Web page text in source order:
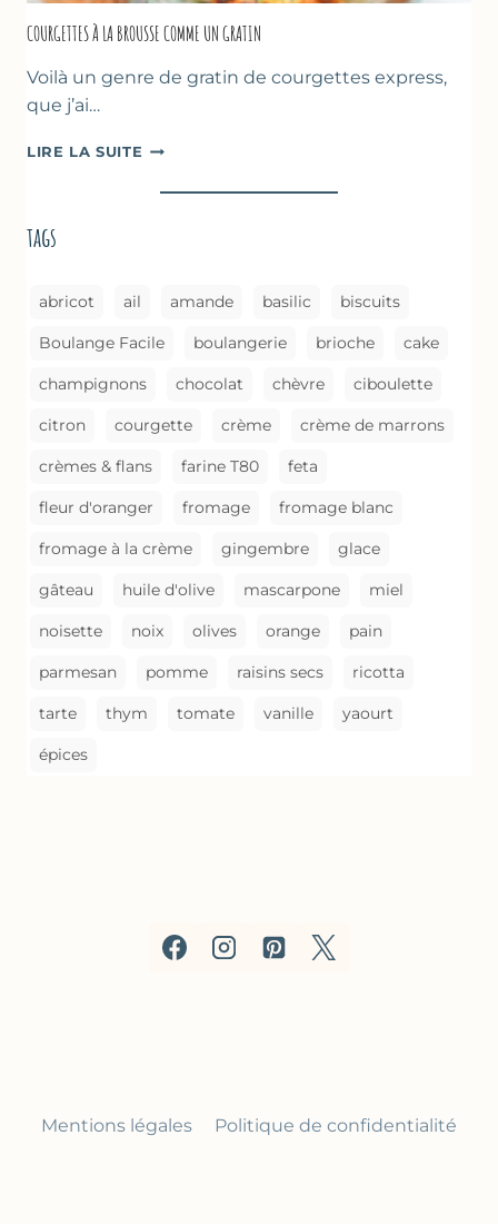
COURGETTES À LA BROUSSE COMME UN GRATIN
Voilà un genre de gratin de courgettes express,
que j’ai…
LIRE LA SUITE COURGETTES
LA
tags
abricot ail amande basilic biscuits
Boulange Facile boulangerie brioche cake
champignons chocolat chèvre ciboulette
citron courgette crème crème de marrons
crèmes & flans farine T80 feta
fleur d'oranger fromage fromage blanc
fromage à la crème gingembre glace
gâteau huile d'olive mascarpone miel
noisette noix olives orange pain
parmesan pomme raisins secs ricotta
tarte thym tomate vanille yaourt
épices
Mentions légales Politique de confidentialité